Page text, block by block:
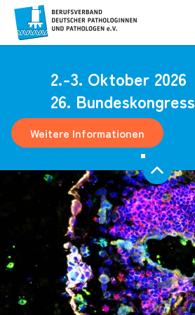
Homepage
2.-3. Oktober 2026
26. Bundeskongress
Weitere Informationen